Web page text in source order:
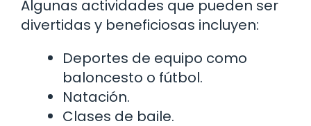
Algunas actividades que pueden ser
divertidas y beneficiosas incluyen:
Deportes de equipo como
baloncesto o fútbol.
Natación.
Clases de baile.